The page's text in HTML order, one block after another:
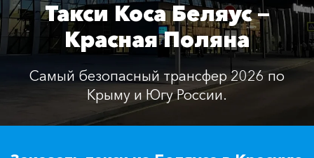
Отзывы
Контакты
Такси Коса Беляус —
Красная Поляна
Самый безопасный трансфер 2026 по
Крыму и Югу России.